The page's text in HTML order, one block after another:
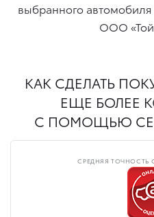
выбранного
ООО
КАК СДЕЛАТЬ
ЕЩЕ БОЛЕЕ
С ПОМОЩЬЮ
СРЕДНЯЯ